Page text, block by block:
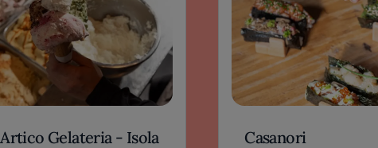
Artico Gelateria - Isola Casanori